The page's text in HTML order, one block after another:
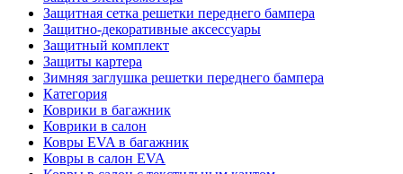
Защитная сетка решетки переднего бампера
Защитно-декоративные аксессуары
Защитный комплект
Защиты картера
Зимняя заглушка решетки переднего бампера
Категория
Коврики в багажник
Коврики в салон
Ковры EVA в багажник
Ковры в салон EVA